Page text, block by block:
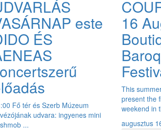
este
ÉS
Fő tér és Szerb Múzeum
udvara: ingyenes mini
...
16
This
present the
weekend in
augusztus